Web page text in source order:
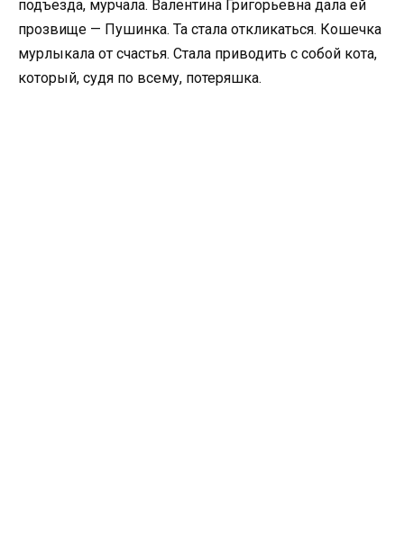
подъезда, мурчала. Валентина Григорьевна дала ей
прозвище — Пушинка. Та стала откликаться. Кошечка
мурлыкала от счастья. Стала приводить с собой кота,
который, судя по всему, потеряшка.